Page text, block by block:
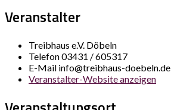
Veranstalter
Treibhaus e.V. Döbeln
Telefon03431 / 605317
E-Mail info@treibhaus-doebeln.de
Veranstalter-Website anzeigen